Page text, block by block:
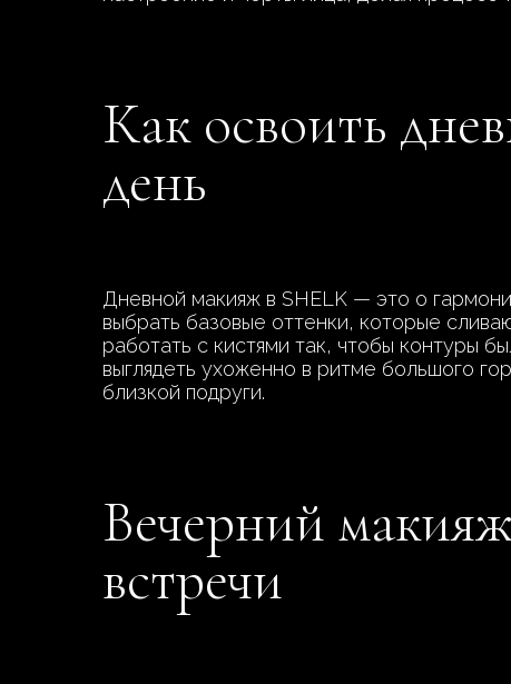
Как освоить
день
Дневной макияж в SHELK — это о
выбрать базовые оттенки, которые
работать с кистями так, чтобы контуры
выглядеть ухоженно в ритме большого
близкой подруги.
Вечерний
встречи